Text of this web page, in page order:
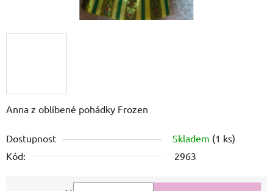
Anna z oblíbené pohádky Frozen
Dostupnost Skladem (1 ks)
Kód:
2963